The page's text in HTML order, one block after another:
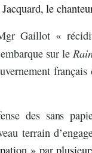
le
Gaillot «
sur le
français
des sans
terrain
» par